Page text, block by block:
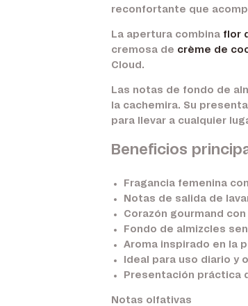
reconfortante que
La apertura combina flor
cremosa de crème de
Cloud.
Las notas de fondo de
la cachemira. Su
para llevar a cualquier
Beneficios
Fragancia femenina
Notas de salida de
Corazón gourmand
Fondo de almizcles
Aroma inspirado en la
Ideal para uso diario y
Presentación práctica
Notas olfativas